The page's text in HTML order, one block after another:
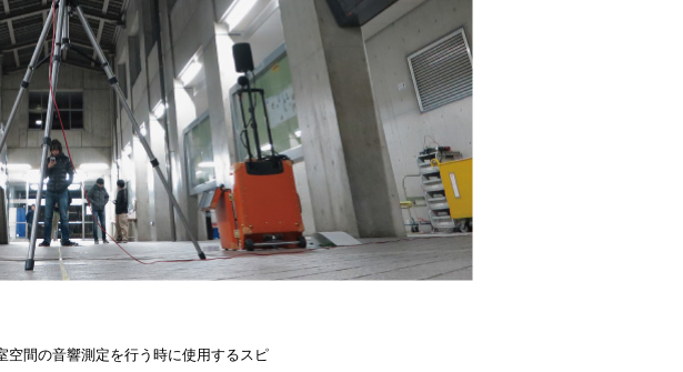
空間の音響測定を行う時に使用するスピ